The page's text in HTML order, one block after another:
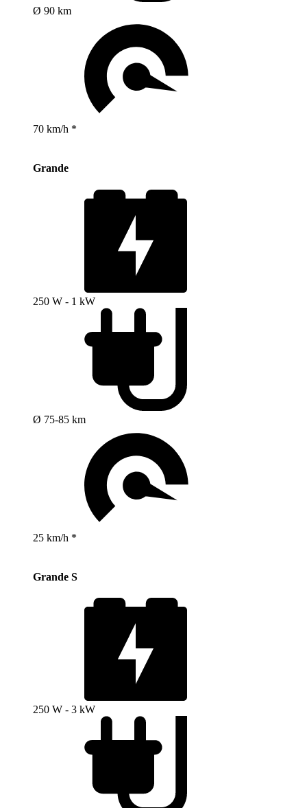
Ø 90 km
70 km/h *
Grande
250 W - 1 kW
Ø 75-85 km
25 km/h *
Grande S
250 W - 3 kW